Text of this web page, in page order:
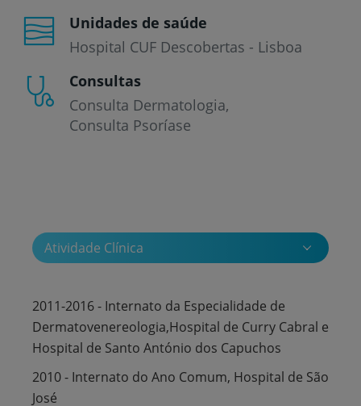
Unidades de saúde
Hospital CUF Descobertas - Lisboa
Consultas
Consulta Dermatologia
Consulta Psoríase
Atividade Clínica
2011-2016 - Internato da Especialidade de
Dermatovenereologia,Hospital de Curry Cabral e
Hospital de Santo António dos Capuchos
2010 - Internato do Ano Comum, Hospital de São
José